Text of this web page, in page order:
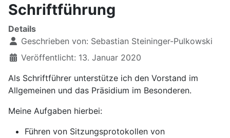
Schriftführung
Details
Geschrieben von: Sebastian Steininger-Pulkowski
Veröffentlicht: 13. Januar 2020
Als Schriftführer unterstütze ich den Vorstand im
Allgemeinen und das Präsidium im Besonderen.
Meine Aufgaben hierbei:
Führen von Sitzungsprotokollen von